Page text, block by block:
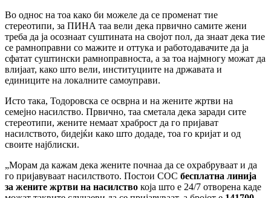
Во однос на тоа како би можеле да се променат тие
стереотипи, за ПИНА таа вели дека првично самите жени
треба да ја осознаат суштината на својот пол, да знаат дека тие
се рамноправни со мажите и оттука и работодавачите да ја
сфатат суштински рамноправноста, а за тоа најмногу можат да
влијаат, како што вели, институциите на државата и
единиците на локалните самоуправи.
Исто така, Тодоровска се осврна и на жените жртви на
семејно насилство. Првично, таа сметала дека заради сите
стереотипи, жените немаат храброст да го пријават
насилството, бидејќи како што додаде, тоа го кријат и од
своите најблиски.
„Морам да кажам дека жените почнаа да се охрабруваат и да
го пријавуваат насилството. Постои СОС бесплатна линија
за жените жртви на насилство која што е 24/7 отворена каде